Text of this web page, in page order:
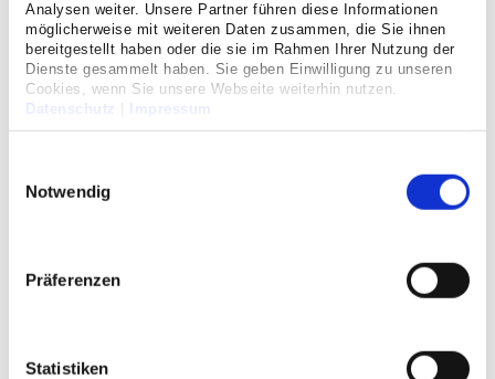
Analysen weiter. Unsere Partner führen diese Informationen
möglicherweise mit weiteren Daten zusammen, die Sie ihnen
bereitgestellt haben oder die sie im Rahmen Ihrer Nutzung der
Dienste gesammelt haben. Sie geben Einwilligung zu unseren
Cookies, wenn Sie unsere Webseite weiterhin nutzen.
Datenschutz
Impressum
Notwendig
Präferenzen
Statistiken
Presse
Veranstaltungen